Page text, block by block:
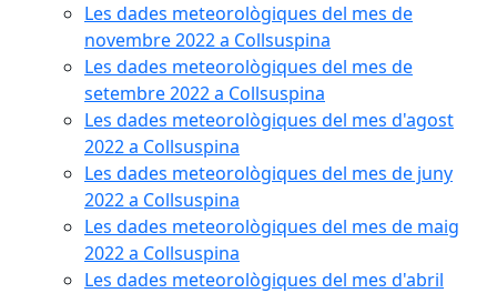
Les dades meteorològiques del mes de
novembre 2022 a Collsuspina
Les dades meteorològiques del mes de
setembre 2022 a Collsuspina
Les dades meteorològiques del mes d'agost
2022 a Collsuspina
Les dades meteorològiques del mes de juny
2022 a Collsuspina
Les dades meteorològiques del mes de maig
2022 a Collsuspina
Les dades meteorològiques del mes d'abril